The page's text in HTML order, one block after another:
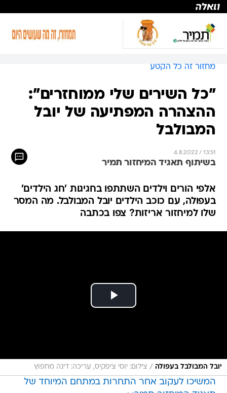
מחזור זה כל הקטע
"כל השירים שלי ממוחזרים":
ההצהרה המפתיעה של יובל
המבולבל
4.8.2022 / 13:51
בשיתוף תאגיד המיחזור תמיר
אלפי הורים וילדים השתתפו בחגיגות 'חג הילדים'
בעפולה, עם כוכב הילדים יובל המבולבל. מה המסר
שלו למיחזור אריזות? צפו בכתבה
יובל המבולבל בעפולה / צילום: יוסי ציפקיס, עריכה: דינה מחפוץ
המשיכו לעקוב אחר התחרות במתחם המיוחד של